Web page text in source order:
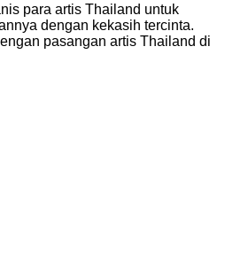
para artis Thailand untuk
dengan kekasih tercinta.
pasangan artis Thailand di